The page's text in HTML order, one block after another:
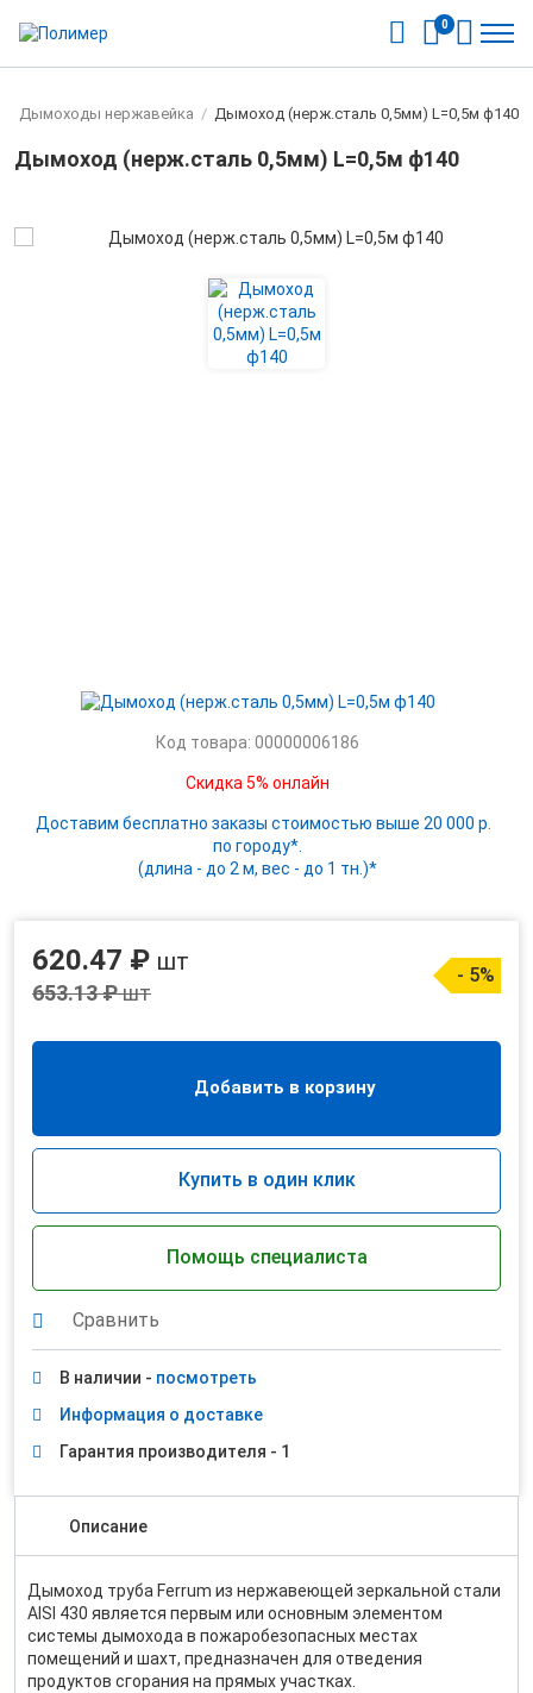
0
Дымоходы нержавейка / Дымоход (нерж.сталь 0,5мм) L=0,5м ф140
Дымоход (нерж.сталь 0,5мм) L=0,5м ф140
Код товара: 00000006186
Скидка 5% онлайн
Доставим бесплатно заказы стоимостью выше 20 000 р.
по городу*.
(длина - до 2 м, вес - до 1 тн.)*
620.47 ₽ шт
653.13 ₽шт
- 5%
Добавить в корзину
Купить в один клик
Помощь специалиста
Сравнить
В наличии - посмотреть
Информация о доставке
Гарантия производителя - 1
Описание
Дымоход труба Ferrum из нержавеющей зеркальной стали
AISI 430 является первым или основным элементом
системы дымохода в пожаробезопасных местах
помещений и шахт, предназначен для отведения
продуктов сгорания на прямых участках.